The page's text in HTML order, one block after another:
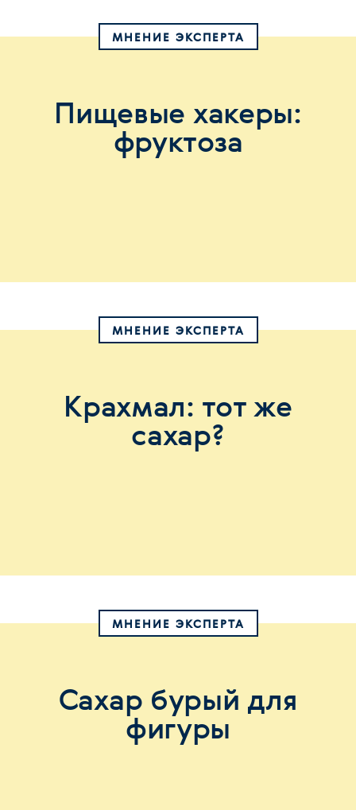
МНЕНИЕ ЭКСПЕРТА
Пищевые хакеры:
фруктоза
МНЕНИЕ ЭКСПЕРТА
Крахмал: тот же
сахар?
МНЕНИЕ ЭКСПЕРТА
Сахар бурый для
фигуры